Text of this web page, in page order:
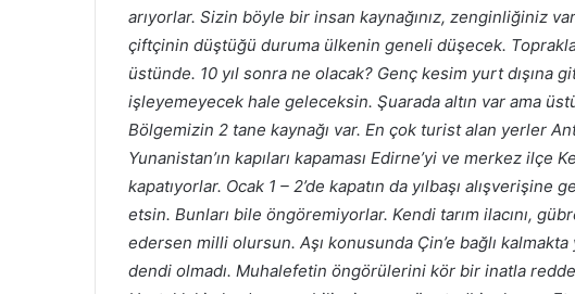
arıyorlar. Sizin böyle bir insan kaynağınız, zenginliğiniz
çiftçinin düştüğü duruma ülkenin geneli düşecek.
üstünde. 10 yıl sonra ne olacak? Genç kesim yurt dışına
işleyemeyecek hale geleceksin. Şuarada altın var ama
Bölgemizin 2 tane kaynağı var. En çok turist alan yerler
Yunanistan’ın kapıları kapaması Edirne’yi ve merkez ilçe
kapatıyorlar. Ocak 1 – 2’de kapatın da yılbaşı
etsin. Bunları bile öngöremiyorlar. Kendi tarım ilacını,
edersen milli olursun. Aşı konusunda Çin’e bağlı
dendi olmadı. Muhalefetin öngörülerini kör bir inatla